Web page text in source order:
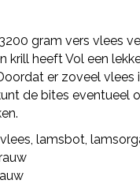
gram vers vlees
krill heeft Vol een
er zoveel
de bites
lamsbot,